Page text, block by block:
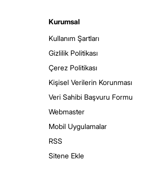
Kurumsal
Kullanım Şartları
Gizlilik Politikası
Çerez Politikası
Kişisel Verilerin Korunması
Veri Sahibi Başvuru Formu
Webmaster
Mobil Uygulamalar
RSS
Sitene Ekle